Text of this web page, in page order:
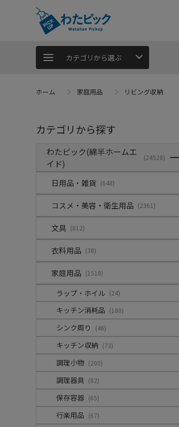
カテゴリから選ぶ
ホーム 家庭用品 リビング収納
カテゴリから探す
わたピック(綿半ホームエ
イド)
(24528)
日用品・雑貨 (648)
コスメ・美容・衛生用品 (2361)
文具 (812)
衣料用品 (38)
家庭用品 (1518)
ラップ・ホイル (24)
キッチン消耗品 (180)
シンク周り (46)
キッチン収納 (73)
調理小物 (200)
調理器具 (82)
保存容器 (65)
行楽用品 (67)